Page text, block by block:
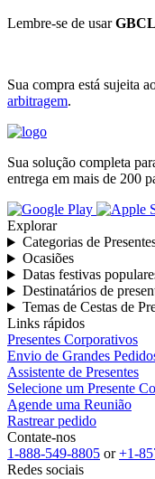
Lembre-se de usar
Sua compra está sujeita
arbitragem.
Sua solução completa
entrega em mais de 200
Explorar
Categorias de
Ocasiões
Datas festivas
Destinatários de
Temas de Cestas de
Links rápidos
Presentes Corporativos
Envio de Grandes
Assistente de Presentes
Selecione um Presente
Agende uma Reunião
Rastrear pedido
Contate-nos
1-888-549-8805 or+1-
Redes sociais